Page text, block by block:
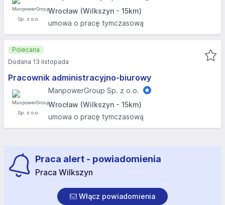
Wrocław (Wilkszyn - 15km)
umowa o pracę tymczasową
Pracownik administracyjno-biurowy
ManpowerGroup Sp. z o.o.
Wrocław (Wilkszyn - 15km)
umowa o pracę tymczasową
Polecana
Dodana 13 listopada
Praca alert - powiadomienia
Praca Wilkszyn
Włącz powiadomienia